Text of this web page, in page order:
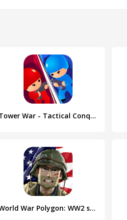
Tower War - Tactical Conquest
World War Polygon: WW2 shooter